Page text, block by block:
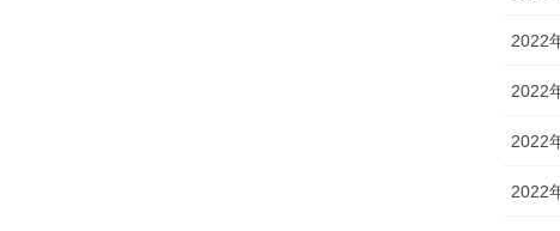
2022
2022
2022
2022